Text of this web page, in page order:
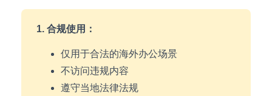
1. 合规使用：
仅用于合法的海外办公场景
不访问违规内容
遵守当地法律法规